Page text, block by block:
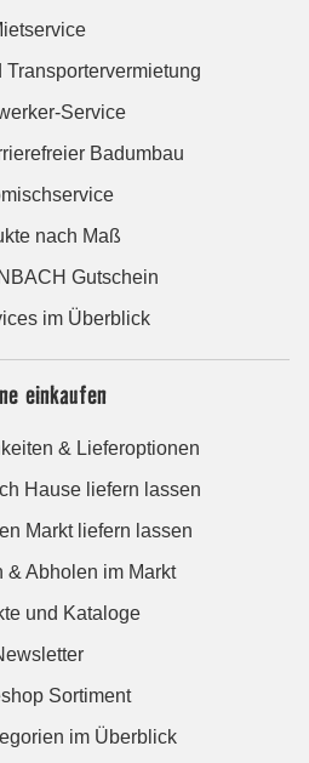
Service
Badumbau
nach Maß
Gutschein
im Überblick
einkaufen
& Lieferoptionen
Hause liefern lassen
Markt liefern lassen
& Abholen im Markt
und Kataloge
Sortiment
im Überblick